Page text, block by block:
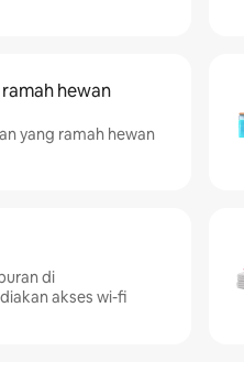
hewan
yang ramah hewan
di
akses wi-fi